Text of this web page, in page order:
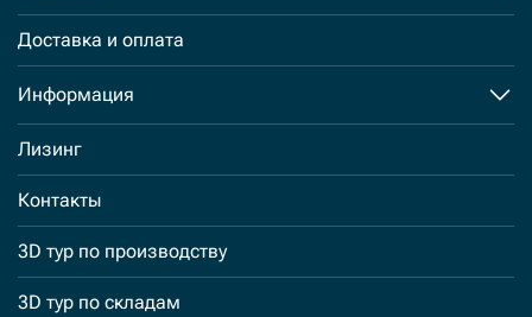
Доставка и оплата
Информация
Лизинг
Контакты
3D тур по производству
3D тур по складам